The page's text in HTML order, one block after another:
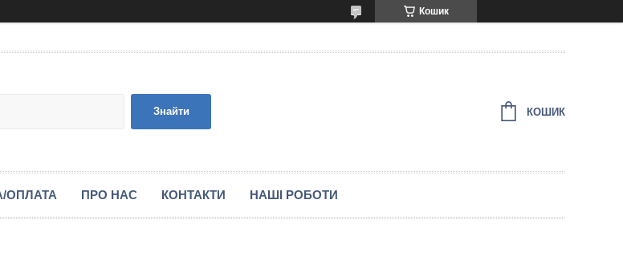
Кошик
Знайти КОШИК
ОПЛАТА ПРО НАС КОНТАКТИ НАШІ РОБОТИ